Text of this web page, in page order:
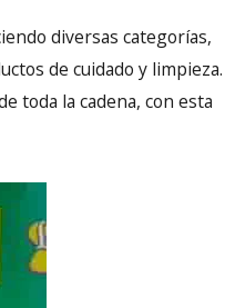
diversas categorías,
de cuidado y limpieza.
toda la cadena, con esta